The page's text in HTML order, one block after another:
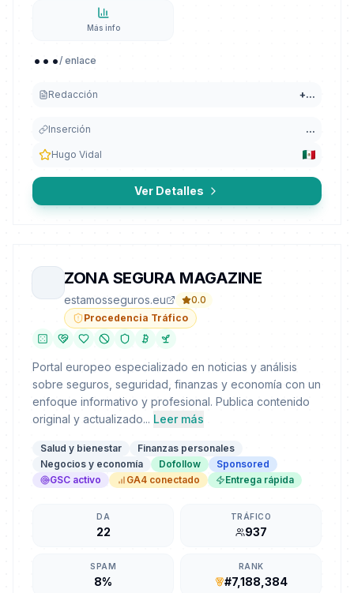
Más info
.../ enlace
Redacción +...
Inserción ...
Hugo Vidal
Ver Detalles
ZONA SEGURA MAGAZINE
estamosseguros.eu
0.0
Procedencia Tráfico
Portal europeo especializado en noticias y análisis
sobre seguros, seguridad, finanzas y economía con un
enfoque informativo y profesional. Publica contenido
original y actualizado... Leer más
Salud y bienestar
Finanzas personales
Negocios y economía
Dofollow
Sponsored
GSC activo
GA4 conectado Entrega rápida
DA
22
TRÁFICO
937
SPAM
8%
RANK
#7,188,384